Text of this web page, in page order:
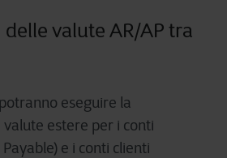
valute AR/AP tra
eseguire la
estere per i conti
e i conti clienti